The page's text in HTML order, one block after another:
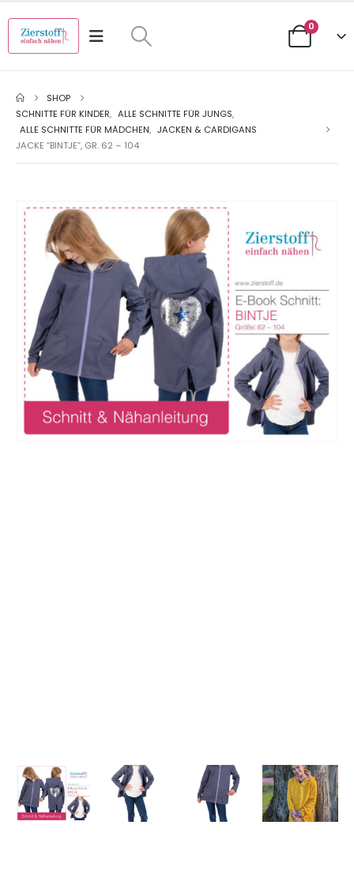
0
SHOP
SCHNITTE FÜR KINDER, ALLE SCHNITTE FÜR JUNGS,
ALLE SCHNITTE FÜR MÄDCHEN, JACKEN & CARDIGANS
JACKE “BINTJE”, GR. 62 – 104